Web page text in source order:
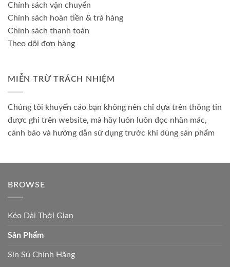
Chính sách vận chuyển
Chính sách hoàn tiền & trả hàng
Chính sách thanh toán
Theo dõi đơn hàng
MIỄN TRỪ TRÁCH NHIỆM
Chúng tôi khuyến cáo bạn không nên chỉ dựa trên thông tin
được ghi trên website, mà hãy luôn luôn đọc nhãn mác,
cảnh báo và hướng dẫn sử dụng trước khi dùng sản phẩm
BROWSE
Kéo Dài Thời Gian
Sản Phẩm
Sìn Sú Chính Hãng